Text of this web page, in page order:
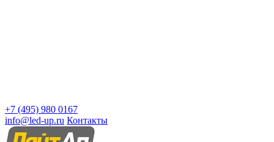
+7 (495) 980 0167
info@led-up.ru Контакты